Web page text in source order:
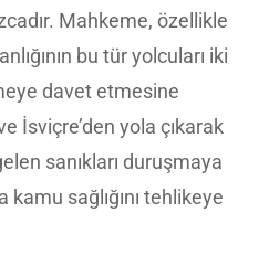
Mahkeme, özellikle
bu tür yolcuları iki
davet etmesine
İsviçre’den yola çıkarak
sanıkları duruşmaya
kamu sağlığını tehlikeye